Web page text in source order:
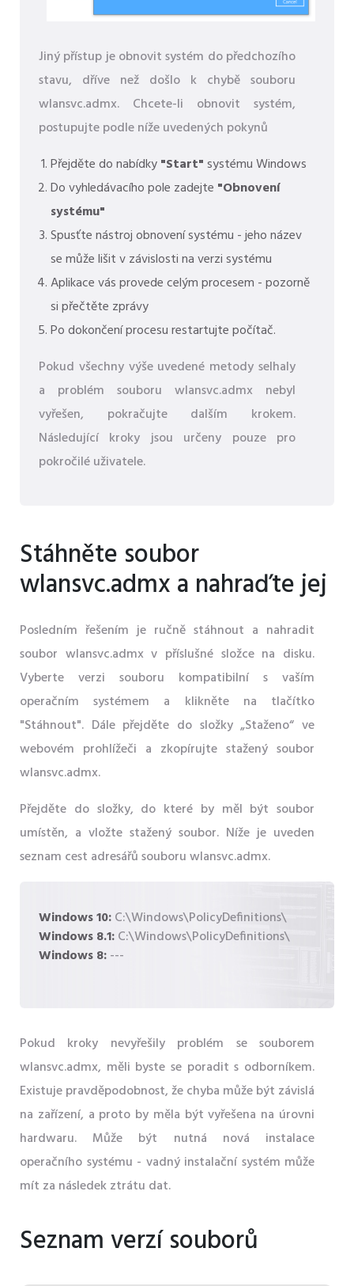
Jiný přístup je obnovit systém do předchozího
stavu, dříve než došlo k chybě souboru
wlansvc.admx. Chcete-li obnovit systém,
postupujte podle níže uvedených pokynů
Přejděte do nabídky"Start"systému Windows
Do vyhledávacího pole zadejte "Obnovení
systému"
Spusťte nástroj obnovení systému - jeho název
se může lišit v závislosti na verzi systému
Aplikace vás provede celým procesem - pozorně
si přečtěte zprávy
Po dokončení procesu restartujte počítač.
Pokud všechny výše uvedené metody selhaly
a problém souboru wlansvc.admx nebyl
vyřešen, pokračujte dalším krokem.
Následující kroky jsou určeny pouze pro
pokročilé uživatele.
Stáhněte soubor
wlansvc.admx a nahraďte jej
Posledním řešením je ručně stáhnout a nahradit
soubor wlansvc.admx v příslušné složce na disku.
Vyberte verzi souboru kompatibilní s vaším
operačním systémem a klikněte na tlačítko
"Stáhnout". Dále přejděte do složky „Staženo“ ve
webovém prohlížeči a zkopírujte stažený soubor
wlansvc.admx.
Přejděte do složky, do které by měl být soubor
umístěn, a vložte stažený soubor. Níže je uveden
seznam cest adresářů souboru wlansvc.admx.
Windows 10:C:\Windows\PolicyDefinitions\
Windows 8.1:C:\Windows\PolicyDefinitions\
Windows 8:---
Pokud kroky nevyřešily problém se souborem
wlansvc.admx, měli byste se poradit s odborníkem.
Existuje pravděpodobnost, že chyba může být závislá
na zařízení, a proto by měla být vyřešena na úrovni
hardwaru. Může být nutná nová instalace
operačního systému - vadný instalační systém může
mít za následek ztrátu dat.
Seznam verzí souborů